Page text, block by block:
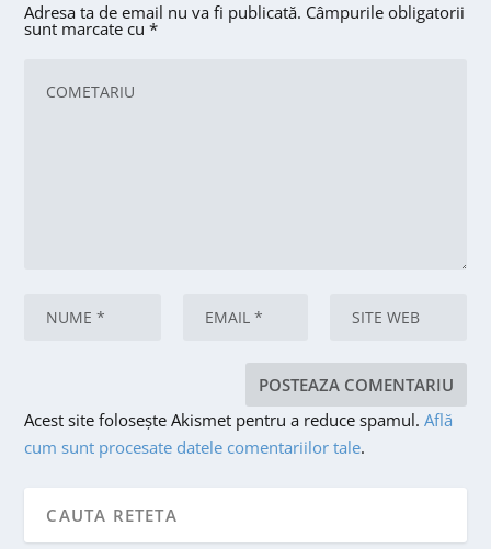
Adresa ta de email nu va fi publicată. Câmpurile obligatorii
sunt marcate cu*
Acest site folosește Akismet pentru a reduce spamul.Află
cum sunt procesate datele comentariilor tale.